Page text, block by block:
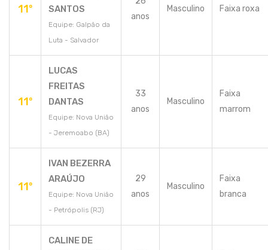
11º
SANTOS
Equipe: Galpão da
Luta - Salvador
anos
Masculino Faixa roxa
11º
LUCAS
FREITAS
DANTAS
Equipe: Nova União
- Jeremoabo (BA)
33
anos
Masculino
Faixa
marrom
11º
IVAN BEZERRA
ARAÚJO
Equipe: Nova União
- Petrópolis (RJ)
29
anos
Masculino
Faixa
branca
CALINE DE